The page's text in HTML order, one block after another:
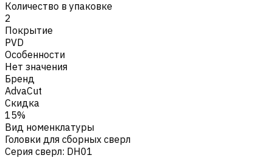
Количество в упаковке
2
Покрытие
PVD
Особенности
Нет значения
Бренд
AdvaCut
Скидка
15%
Вид номенклатуры
Головки для сборных сверл
Серия сверл: DH01